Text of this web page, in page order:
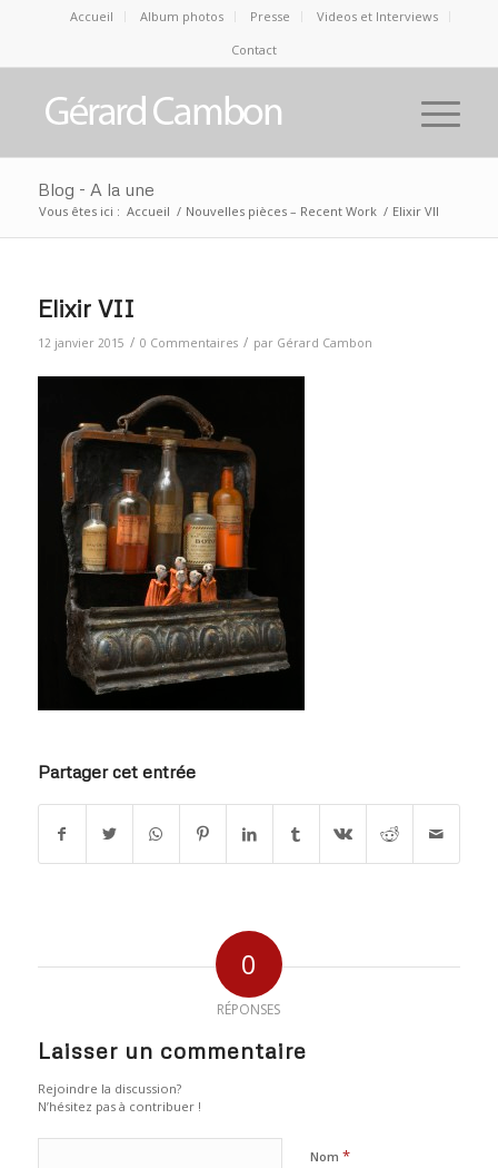
Accueil Album photos Presse
Videos et Interviews
Contact
Blog - A la une
Vous êtes ici : Accueil / Nouvelles pièces – Recent Work / Elixir VII
Elixir VII
12 janvier 2015 / 0 Commentaires / par Gérard Cambon
Partager cet entrée
0
RÉPONSES
Laisser un commentaire
Rejoindre la discussion?
N’hésitez pas à contribuer !
Nom *